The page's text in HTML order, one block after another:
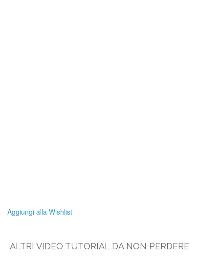
Aggiungi alla Wishlist
ALTRI VIDEO TUTORIAL DA NON PERDERE